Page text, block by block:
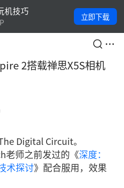
机技巧
立即下载
2搭载禅思X5S相机
Digital Circuit。
老师之前发过的《深度：
术探讨》配合服用，效果